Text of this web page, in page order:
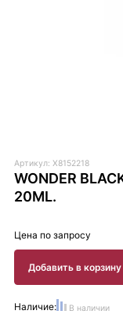
Артикул: X8152218
WONDER
20ML.
Цена по запросу
Добавить в корзину
Наличие: В наличии